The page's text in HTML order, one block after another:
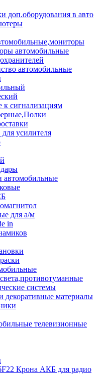
доп.оборудования в авто
автомобильные
автомобильные
сигнализациям
усилителя
автомобильные
для а/м
in
системы
декоративные материалы
телевизионные
Крона АКБ для радио